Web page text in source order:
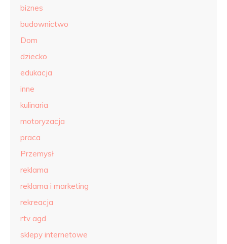
biznes
budownictwo
Dom
dziecko
edukacja
inne
kulinaria
motoryzacja
praca
Przemysł
reklama
reklama i marketing
rekreacja
rtv agd
sklepy internetowe